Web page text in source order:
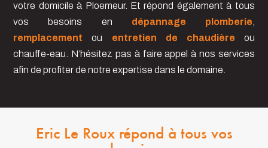
votre domicile à Ploemeur. Et répond également à tous
vos besoins en dépannage plomberie,
remplacement
ou entretien de chaudière
ou
chauffe-eau. N’hésitez pas à faire appel à nos services
afin de profiter de notre expertise dans le domaine.
Eric Le Roux répond à tous vos